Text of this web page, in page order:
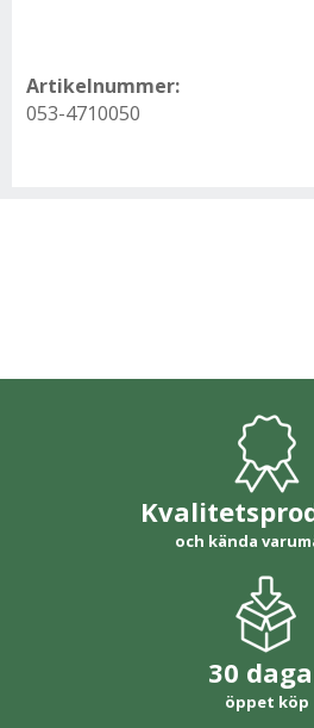
Artikelnummer:
053-4710050
och kända
30
öppet köp